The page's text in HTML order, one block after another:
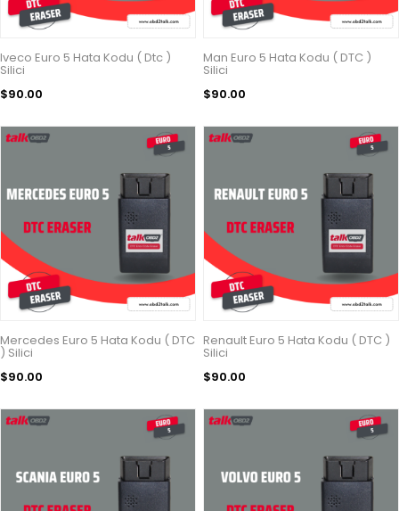
Iveco Euro 5 Hata Kodu ( Dtc )
Silici
$90.00
Man Euro 5 Hata Kodu ( DTC )
Silici
$90.00
Mercedes Euro 5 Hata Kodu ( DTC
) Silici
$90.00
Renault Euro 5 Hata Kodu ( DTC )
Silici
$90.00